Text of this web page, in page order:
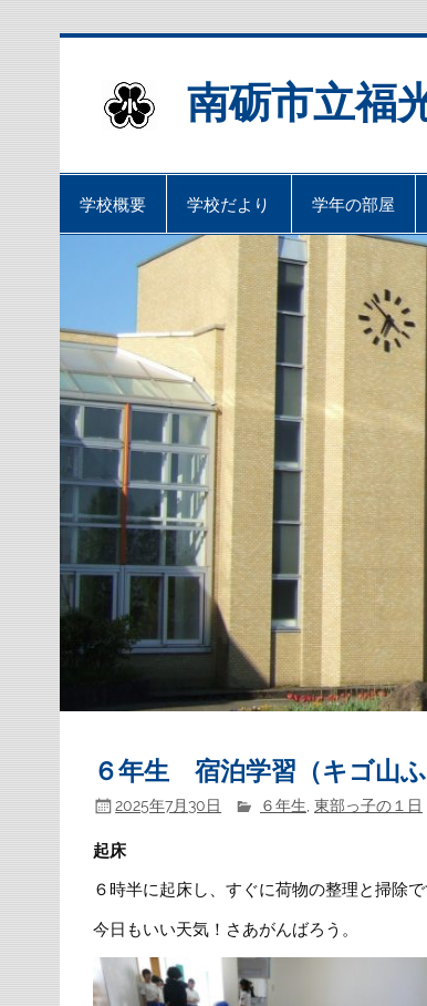
南砺市立福
学校概要 学校だより 学年の部屋
６年生 宿泊学習（キゴ山
2025年7月30日 ６年生 東部っ子の１日
起床
６時半に起床し、すぐに荷物の整理と掃除で
今日もいい天気！さあがんばろう。